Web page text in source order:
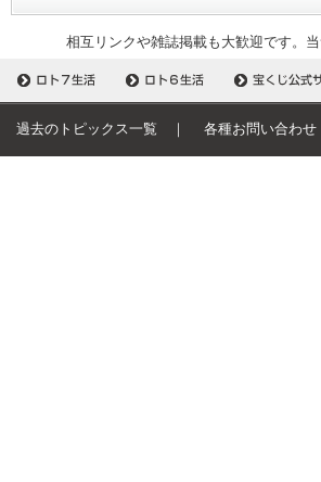
相互リンクや雑誌掲載も大歓迎です。
過去のトピックス一覧 ｜ 各種お問い合わせ